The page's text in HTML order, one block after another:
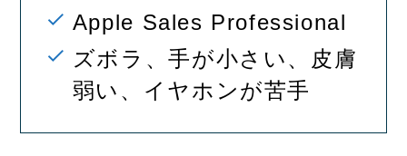
Apple Sales Professional
ズボラ、手が小さい、皮膚
弱い、イヤホンが苦手